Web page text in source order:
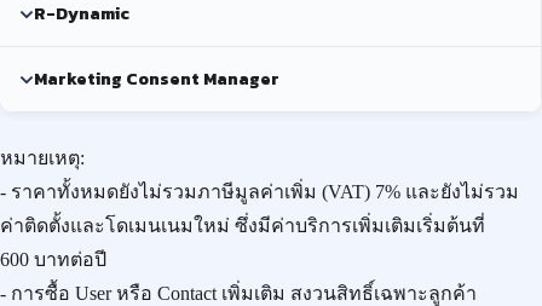
R-Dynamic
Marketing Consent Manager
หมายเหตุ:
- ราคาทั้งหมดยังไม่รวมภาษีมูลค่าเพิ่ม (VAT) 7% และยังไม่รวม
ค่าติดตั้งและโดเมนเนมใหม่ ซึ่งมีค่าบริการเพิ่มเติมเริ่มต้นที่
600 บาทต่อปี
- การซื้อ User หรือ Contact เพิ่มเติม สงวนสิทธิ์เฉพาะลูกค้า